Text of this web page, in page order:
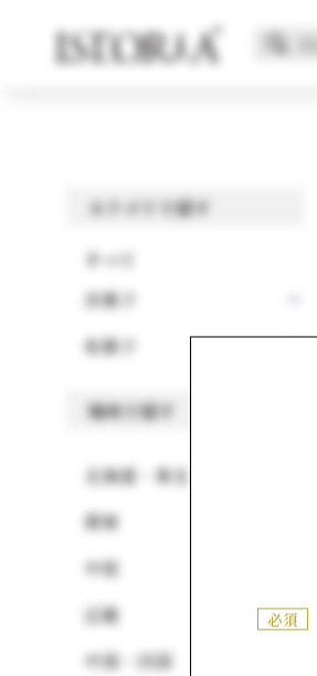
カテゴリで探す
すべて
洋菓子
和菓子
場所で探す
北海道・東北
関東
中部
近畿
中国・四国
必須